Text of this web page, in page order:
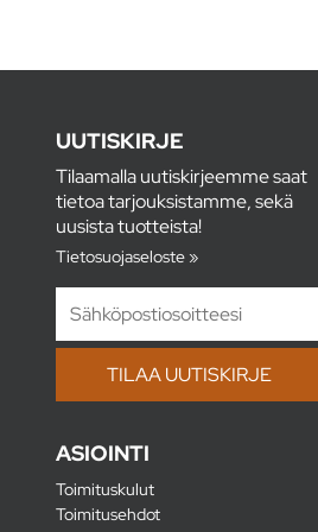
UUTISKIRJE
Tilaamalla uutiskirjeemme saat
tietoa tarjouksistamme, sekä
uusista tuotteista!
Tietosuojaseloste »
ASIOINTI
Toimituskulut
Toimitusehdot